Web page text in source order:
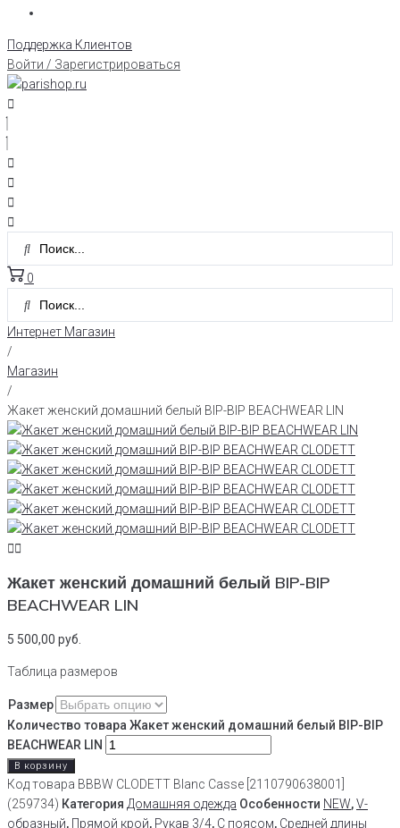
Поддержка Клиентов
Войти / Зарегистрироваться
0
Интернет Магазин
/
Магазин
/
Жакет женский домашний белый BIP-BIP BEACHWEAR LIN
Жакет женский домашний белый BIP-BIP
BEACHWEAR LIN
5 500,00 руб.
Таблица размеров
Размер
Количество товара Жакет женский домашний белый BIP-BIP
BEACHWEAR LIN
В корзину
Код товара BBBW CLODETT Blanc Casse [2110790638001]
(259734) Категория Домашняя одежда Особенности NEW,V-
образный, Прямой крой, Рукав 3/4, С поясом, Средней длины